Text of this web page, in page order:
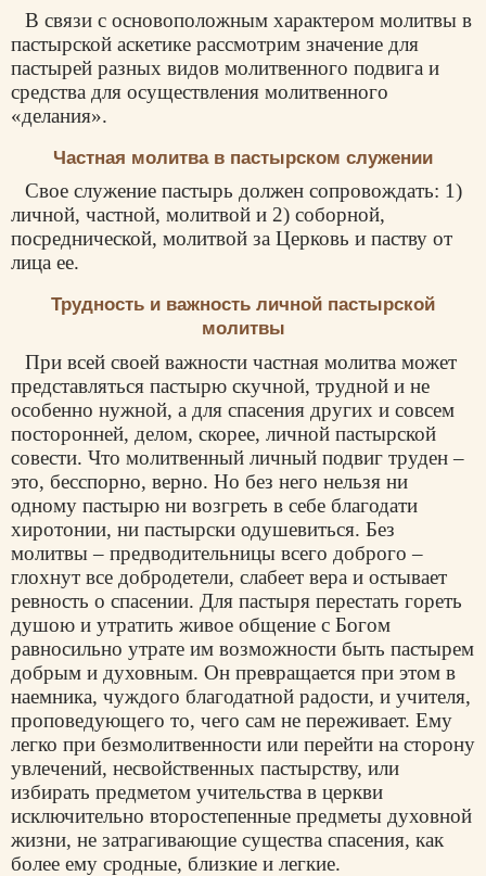
В связи с основоположным характером молитвы в
пастырской аскетике рассмотрим значение для
пастырей разных видов молитвенного подвига и
средства для осуществления молитвенного
«делания».
Частная молитва в пастырском служении
Свое служение пастырь должен сопровождать: 1)
личной, частной, молитвой и 2) соборной,
посреднической, молитвой за Церковь и паству от
лица ее.
Трудность и важность личной пастырской
молитвы
При всей своей важности частная молитва может
представляться пастырю скучной, трудной и не
особенно нужной, а для спасения других и совсем
посторонней, делом, скорее, личной пастырской
совести. Что молитвенный личный подвиг труден –
это, бесспорно, верно. Но без него нельзя ни
одному пастырю ни возгреть в себе благодати
хиротонии, ни пастырски одушевиться. Без
молитвы – предводительницы всего доброго –
глохнут все добродетели, слабеет вера и остывает
ревность о спасении. Для пастыря перестать гореть
душою и утратить живое общение с Богом
равносильно утрате им возможности быть пастырем
добрым и духовным. Он превращается при этом в
наемника, чуждого благодатной радости, и учителя,
проповедующего то, чего сам не переживает. Ему
легко при безмолитвенности или перейти на сторону
увлечений, несвойственных пастырству, или
избирать предметом учительства в церкви
исключительно второстепенные предметы духовной
жизни, не затрагивающие существа спасения, как
более ему сродные, близкие и легкие.